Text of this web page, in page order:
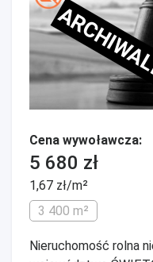
Cena wywoławcza:
5 680 zł
1,67 zł/m²
3 400 m²
Nieruchomość rolna